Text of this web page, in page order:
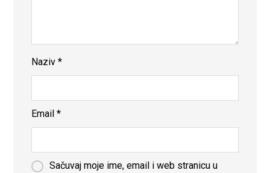
Naziv*
Email*
Sačuvaj moje ime, email i web stranicu u